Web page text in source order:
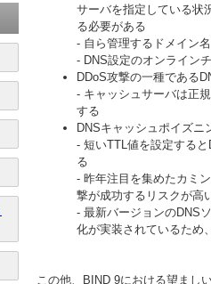
サーバを指定している状
る必要がある
- 自ら管理するドメイン
- DNS設定のオンライン
DDoS攻撃の一種である
- キャッシュサーバは正
する
DNSキャッシュポイズニ
- 短いTTL値を設定する
る
- 昨年注目を集めたカミ
撃が成功するリスクが高
- 最新バージョンのDNS
化が実装されているため
この他、BIND 9における望まし